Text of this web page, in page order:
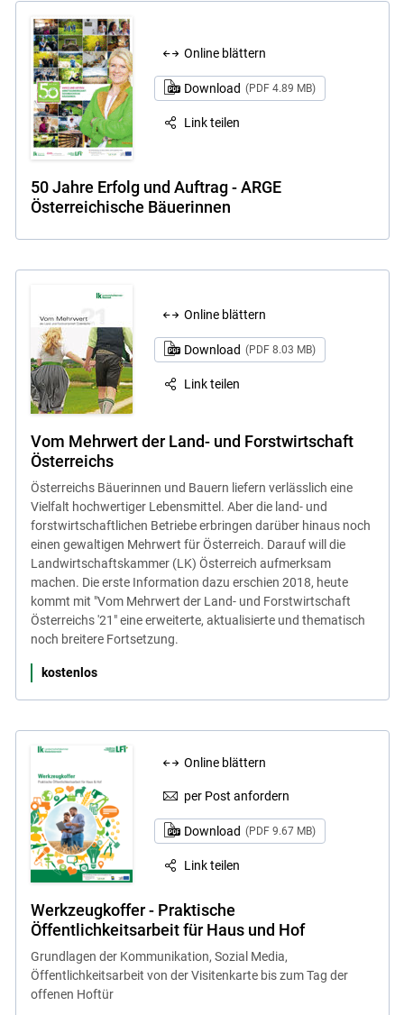
Online blättern
Download (PDF 4.89 MB)
Link teilen
50 Jahre Erfolg und Auftrag - ARGE
Österreichische Bäuerinnen
Online blättern
Download (PDF 8.03 MB)
Link teilen
Vom Mehrwert der Land- und Forstwirtschaft
Österreichs
Österreichs Bäuerinnen und Bauern liefern verlässlich eine
Vielfalt hochwertiger Lebensmittel. Aber die land- und
forstwirtschaftlichen Betriebe erbringen darüber hinaus noch
einen gewaltigen Mehrwert für Österreich. Darauf will die
Landwirtschaftskammer (LK) Österreich aufmerksam
machen. Die erste Information dazu erschien 2018, heute
kommt mit "Vom Mehrwert der Land- und Forstwirtschaft
Österreichs '21" eine erweiterte, aktualisierte und thematisch
noch breitere Fortsetzung.
kostenlos
Online blättern
per Post anfordern
Download (PDF 9.67 MB)
Link teilen
Werkzeugkoffer - Praktische
Öffentlichkeitsarbeit für Haus und Hof
Grundlagen der Kommunikation, Sozial Media,
Öffentlichkeitsarbeit von der Visitenkarte bis zum Tag der
offenen Hoftür